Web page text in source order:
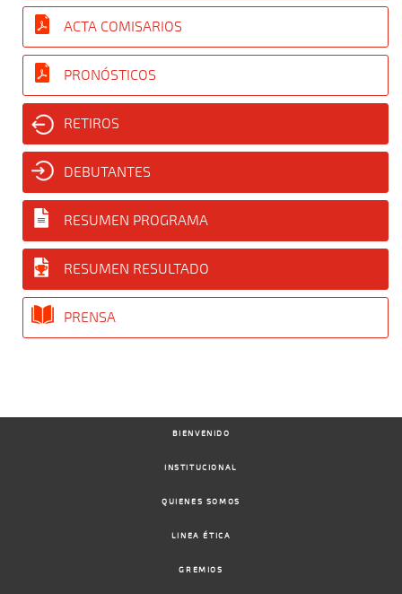
ACTA COMISARIOS
PRONÓSTICOS
RETIROS
DEBUTANTES
RESUMEN PROGRAMA
RESUMEN RESULTADO
PRENSA
BIENVENIDO
INSTITUCIONAL
QUIENES SOMOS
LINEA ÉTICA
GREMIOS